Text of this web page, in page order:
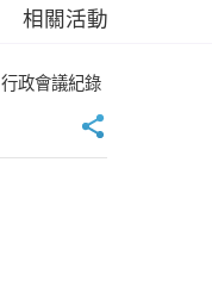
相關活動
行政會議紀錄